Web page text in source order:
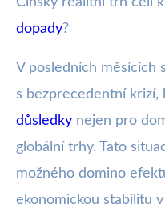
webya.cz
Krizi čínského
jsou světové
4. 1. 2026 · 3 min čtení ·
dopady?
V posledních měsících
s bezprecedentní krizí,
důsledky nejen pro
globální trhy. Tato
možného domino
ekonomickou stabilitu